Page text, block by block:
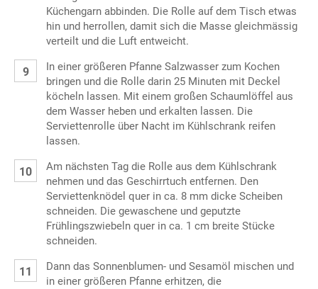
Küchengarn abbinden. Die Rolle auf dem Tisch etwas
hin und herrollen, damit sich die Masse gleichmässig
verteilt und die Luft entweicht.
In einer größeren Pfanne Salzwasser zum Kochen
bringen und die Rolle darin 25 Minuten mit Deckel
köcheln lassen. Mit einem großen Schaumlöffel aus
dem Wasser heben und erkalten lassen. Die
Serviettenrolle über Nacht im Kühlschrank reifen
lassen.
Am nächsten Tag die Rolle aus dem Kühlschrank
nehmen und das Geschirrtuch entfernen. Den
Serviettenknödel quer in ca. 8 mm dicke Scheiben
schneiden. Die gewaschene und geputzte
Frühlingszwiebeln quer in ca. 1 cm breite Stücke
schneiden.
Dann das Sonnenblumen- und Sesamöl mischen und
in einer größeren Pfanne erhitzen, die